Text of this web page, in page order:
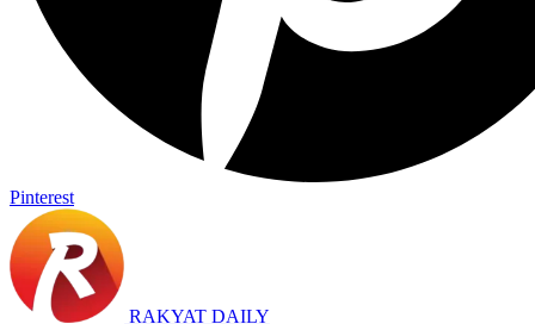
Pinterest
RAKYAT DAILY